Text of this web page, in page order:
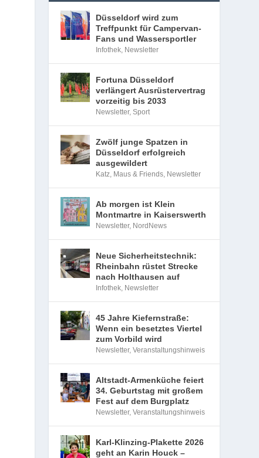
Düsseldorf wird zum
Treffpunkt für Campervan-
Fans und Wassersportler
Infothek, Newsletter
Fortuna Düsseldorf
verlängert Ausrüstervertrag
vorzeitig bis 2033
Newsletter,Sport
Zwölf junge Spatzen in
Düsseldorf erfolgreich
ausgewildert
Katz, Maus & Friends, Newsletter
Ab morgen ist Klein
Montmartre in Kaiserswerth
Newsletter, NordNews
Neue Sicherheitstechnik:
Rheinbahn rüstet Strecke
nach Holthausen auf
Infothek, Newsletter
45 Jahre Kiefernstraße:
Wenn ein besetztes Viertel
zum Vorbild wird
Newsletter,Veranstaltungshinweis
Altstadt-Armenküche feiert
34. Geburtstag mit großem
Fest auf dem Burgplatz
Newsletter,Veranstaltungshinweis
Karl-Klinzing-Plakette 2026
geht an Karin Houck –